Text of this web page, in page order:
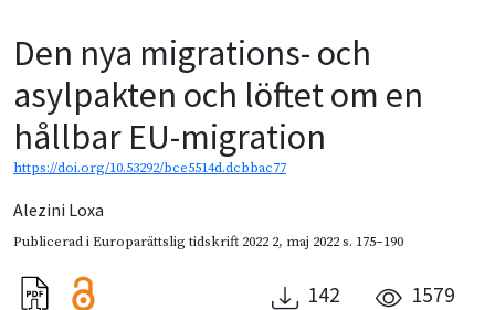
Den nya migrations- och
asylpakten och löftet om en
hållbar EU-migration
https://doi.org/10.53292/bce5514d.dcbbac77
Alezini Loxa
Publicerad iEuroparättslig tidskrift 2022 2, maj 2022s. 175–190
142 1579